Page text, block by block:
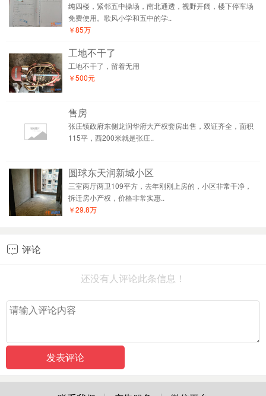
纯四楼，紧邻五中操场，南北通透，视野开阔，楼下停车场
免费使用。歌风小学和五中的学..
￥85万
工地不干了
工地不干了，留着无用
￥500元
售房
张庄镇政府东侧龙润华府大产权套房出售，双证齐全，面积
115平，西200米就是张庄..
圆球东天润新城小区
三室两厅两卫109平方，去年刚刚上房的，小区非常干净，
拆迁房小产权，价格非常实惠..
￥29.8万
 评论
还没有人评论此条信息！